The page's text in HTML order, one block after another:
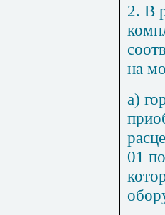
2. В
на
а)
01 по